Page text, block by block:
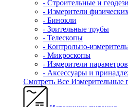
- Строительные и
- Измерители
- Бинокли
- Зрительные трубы
- Телескопы
- Контрольно-
- Микроскопы
- Измерители
- Аксессуары и
Смотреть Все Измерительные